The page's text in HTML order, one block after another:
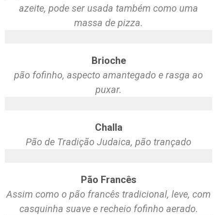
azeite, pode ser usada também como uma
massa de pizza.
Brioche
pão fofinho, aspecto amantegado e rasga ao
puxar.
Challa
Pão de Tradição Judaica, pão trançado
Pão Francês
Assim como o pão francês tradicional, leve, com
casquinha suave e recheio fofinho aerado.